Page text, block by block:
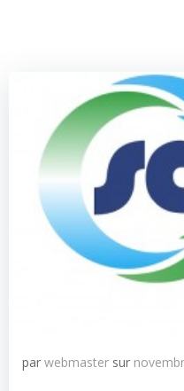
par webmaster sur